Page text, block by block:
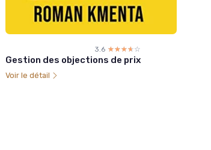
3.6 ☆☆☆☆☆
★★★★★
Gestion des objections de prix
Voir le détail